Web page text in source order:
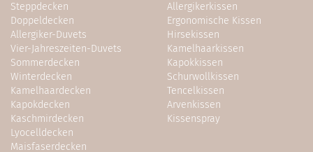
Steppdecken
Doppeldecken
Allergiker-Duvets
Vier-Jahreszeiten-Duvets
Sommerdecken
Winterdecken
Kamelhaardecken
Kapokdecken
Kaschmirdecken
Lyocelldecken
Maisfaserdecken
Allergikerkissen
Ergonomische Kissen
Hirsekissen
Kamelhaarkissen
Kapokkissen
Schurwollkissen
Tencelkissen
Arvenkissen
Kissenspray